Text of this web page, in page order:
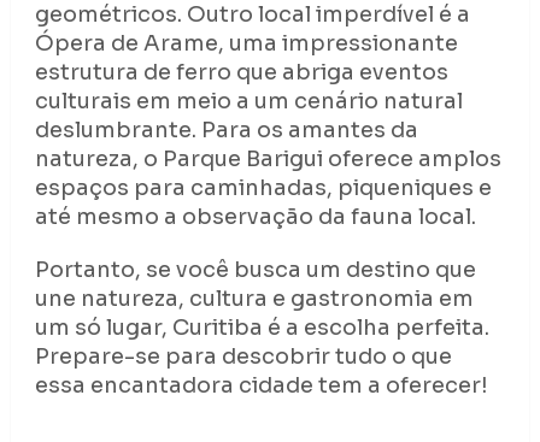
geométricos. Outro local imperdível é a
Ópera de Arame, uma impressionante
estrutura de ferro que abriga eventos
culturais em meio a um cenário natural
deslumbrante. Para os amantes da
natureza, o Parque Barigui oferece amplos
espaços para caminhadas, piqueniques e
até mesmo a observação da fauna local.
Portanto, se você busca um destino que
une natureza, cultura e gastronomia em
um só lugar, Curitiba é a escolha perfeita.
Prepare-se para descobrir tudo o que
essa encantadora cidade tem a oferecer!